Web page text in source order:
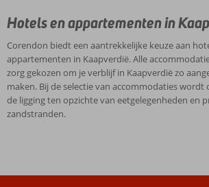
Hotels en appartementen in
Corendon biedt een aantrekkelijke keuze aan
appartementen in Kaapverdië. Alle
zorg gekozen om je verblijf in Kaapverdië zo
maken. Bij de selectie van accommodaties wordt
de ligging ten opzichte van eetgelegenheden en
zandstranden.